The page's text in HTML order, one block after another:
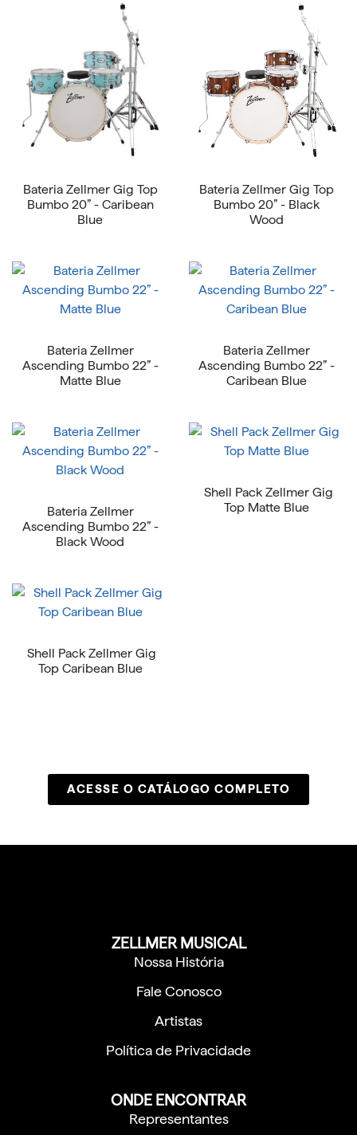
Bateria Zellmer Gig Top
Bumbo 20” - Caribean
Blue
Bateria Zellmer Gig Top
Bumbo 20” - Black
Wood
Bateria Zellmer
Ascending Bumbo 22” -
Matte Blue
Bateria Zellmer
Ascending Bumbo 22” -
Caribean Blue
Bateria Zellmer
Ascending Bumbo 22” -
Black Wood
Shell Pack Zellmer Gig
Top Matte Blue
Shell Pack Zellmer Gig
Top Caribean Blue
ACESSE O CATÁLOGO COMPLETO
ZELLMER MUSICAL
Nossa História
Fale Conosco
Artistas
Política de Privacidade
ONDE ENCONTRAR
Representantes